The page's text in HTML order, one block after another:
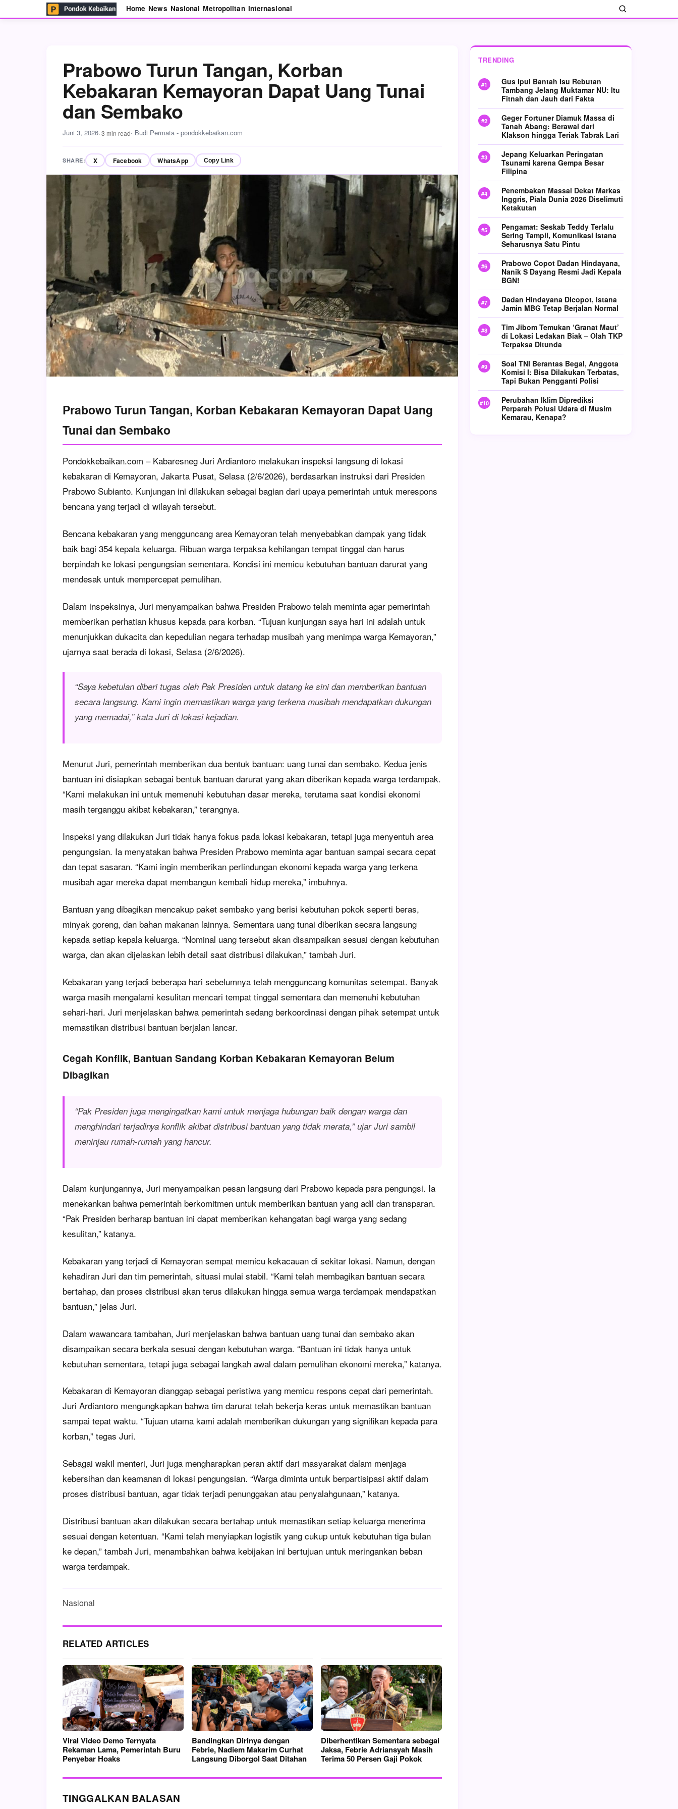
Home News Nasional Metropolitan Internasional
Prabowo Turun Tangan, Korban
Kebakaran Kemayoran Dapat Uang Tunai
dan Sembako
Juni 3, 2026· 3 min read· Budi Permata - pondokkebaikan.com
SHARE: X Facebook WhatsApp Copy Link
Prabowo Turun Tangan, Korban Kebakaran Kemayoran Dapat Uang
Tunai dan Sembako
Pondokkebaikan.com – Kabaresneg Juri Ardiantoro melakukan inspeksi langsung di lokasi
kebakaran di Kemayoran, Jakarta Pusat, Selasa (2/6/2026), berdasarkan instruksi dari Presiden
Prabowo Subianto. Kunjungan ini dilakukan sebagai bagian dari upaya pemerintah untuk merespons
bencana yang terjadi di wilayah tersebut.
Bencana kebakaran yang mengguncang area Kemayoran telah menyebabkan dampak yang tidak
baik bagi 354 kepala keluarga. Ribuan warga terpaksa kehilangan tempat tinggal dan harus
berpindah ke lokasi pengungsian sementara. Kondisi ini memicu kebutuhan bantuan darurat yang
mendesak untuk mempercepat pemulihan.
Dalam inspeksinya, Juri menyampaikan bahwa Presiden Prabowo telah meminta agar pemerintah
memberikan perhatian khusus kepada para korban. “Tujuan kunjungan saya hari ini adalah untuk
menunjukkan dukacita dan kepedulian negara terhadap musibah yang menimpa warga Kemayoran,”
ujarnya saat berada di lokasi, Selasa (2/6/2026).
“Saya kebetulan diberi tugas oleh Pak Presiden untuk datang ke sini dan memberikan bantuan
secara langsung. Kami ingin memastikan warga yang terkena musibah mendapatkan dukungan
yang memadai,” kata Juri di lokasi kejadian.
Menurut Juri, pemerintah memberikan dua bentuk bantuan: uang tunai dan sembako. Kedua jenis
bantuan ini disiapkan sebagai bentuk bantuan darurat yang akan diberikan kepada warga terdampak.
“Kami melakukan ini untuk memenuhi kebutuhan dasar mereka, terutama saat kondisi ekonomi
masih terganggu akibat kebakaran,” terangnya.
Inspeksi yang dilakukan Juri tidak hanya fokus pada lokasi kebakaran, tetapi juga menyentuh area
pengungsian. Ia menyatakan bahwa Presiden Prabowo meminta agar bantuan sampai secara cepat
dan tepat sasaran. “Kami ingin memberikan perlindungan ekonomi kepada warga yang terkena
musibah agar mereka dapat membangun kembali hidup mereka,” imbuhnya.
Bantuan yang dibagikan mencakup paket sembako yang berisi kebutuhan pokok seperti beras,
minyak goreng, dan bahan makanan lainnya. Sementara uang tunai diberikan secara langsung
kepada setiap kepala keluarga. “Nominal uang tersebut akan disampaikan sesuai dengan kebutuhan
warga, dan akan dijelaskan lebih detail saat distribusi dilakukan,” tambah Juri.
Kebakaran yang terjadi beberapa hari sebelumnya telah mengguncang komunitas setempat. Banyak
warga masih mengalami kesulitan mencari tempat tinggal sementara dan memenuhi kebutuhan
sehari-hari. Juri menjelaskan bahwa pemerintah sedang berkoordinasi dengan pihak setempat untuk
memastikan distribusi bantuan berjalan lancar.
Cegah Konflik, Bantuan Sandang Korban Kebakaran Kemayoran Belum
Dibagikan
“Pak Presiden juga mengingatkan kami untuk menjaga hubungan baik dengan warga dan
menghindari terjadinya konflik akibat distribusi bantuan yang tidak merata,” ujar Juri sambil
meninjau rumah-rumah yang hancur.
Dalam kunjungannya, Juri menyampaikan pesan langsung dari Prabowo kepada para pengungsi. Ia
menekankan bahwa pemerintah berkomitmen untuk memberikan bantuan yang adil dan transparan.
“Pak Presiden berharap bantuan ini dapat memberikan kehangatan bagi warga yang sedang
kesulitan,” katanya.
Kebakaran yang terjadi di Kemayoran sempat memicu kekacauan di sekitar lokasi. Namun, dengan
kehadiran Juri dan tim pemerintah, situasi mulai stabil. “Kami telah membagikan bantuan secara
bertahap, dan proses distribusi akan terus dilakukan hingga semua warga terdampak mendapatkan
bantuan,” jelas Juri.
Dalam wawancara tambahan, Juri menjelaskan bahwa bantuan uang tunai dan sembako akan
disampaikan secara berkala sesuai dengan kebutuhan warga. “Bantuan ini tidak hanya untuk
kebutuhan sementara, tetapi juga sebagai langkah awal dalam pemulihan ekonomi mereka,” katanya.
Kebakaran di Kemayoran dianggap sebagai peristiwa yang memicu respons cepat dari pemerintah.
Juri Ardiantoro mengungkapkan bahwa tim darurat telah bekerja keras untuk memastikan bantuan
sampai tepat waktu. “Tujuan utama kami adalah memberikan dukungan yang signifikan kepada para
korban,” tegas Juri.
Sebagai wakil menteri, Juri juga mengharapkan peran aktif dari masyarakat dalam menjaga
kebersihan dan keamanan di lokasi pengungsian. “Warga diminta untuk berpartisipasi aktif dalam
proses distribusi bantuan, agar tidak terjadi penunggakan atau penyalahgunaan,” katanya.
Distribusi bantuan akan dilakukan secara bertahap untuk memastikan setiap keluarga menerima
sesuai dengan ketentuan. “Kami telah menyiapkan logistik yang cukup untuk kebutuhan tiga bulan
ke depan,” tambah Juri, menambahkan bahwa kebijakan ini bertujuan untuk meringankan beban
warga terdampak.
Nasional
RELATED ARTICLES
Viral Video Demo Ternyata
Rekaman Lama, Pemerintah Buru
Penyebar Hoaks
Bandingkan Dirinya dengan
Febrie, Nadiem Makarim Curhat
Langsung Diborgol Saat Ditahan
Diberhentikan Sementara sebagai
Jaksa, Febrie Adriansyah Masih
Terima 50 Persen Gaji Pokok
TINGGALKAN BALASAN
TRENDING
Gus Ipul Bantah Isu Rebutan
Tambang Jelang Muktamar NU: Itu
Fitnah dan Jauh dari Fakta
Geger Fortuner Diamuk Massa di
Tanah Abang: Berawal dari
Klakson hingga Teriak Tabrak Lari
Jepang Keluarkan Peringatan
Tsunami karena Gempa Besar
Filipina
Penembakan Massal Dekat Markas
Inggris, Piala Dunia 2026 Diselimuti
Ketakutan
Pengamat: Seskab Teddy Terlalu
Sering Tampil, Komunikasi Istana
Seharusnya Satu Pintu
Prabowo Copot Dadan Hindayana,
Nanik S Dayang Resmi Jadi Kepala
BGN!
Dadan Hindayana Dicopot, Istana
Jamin MBG Tetap Berjalan Normal
Tim Jibom Temukan ‘Granat Maut’
di Lokasi Ledakan Biak – Olah TKP
Terpaksa Ditunda
Soal TNI Berantas Begal, Anggota
Komisi I: Bisa Dilakukan Terbatas,
Tapi Bukan Pengganti Polisi
Perubahan Iklim Diprediksi
Perparah Polusi Udara di Musim
Kemarau, Kenapa?